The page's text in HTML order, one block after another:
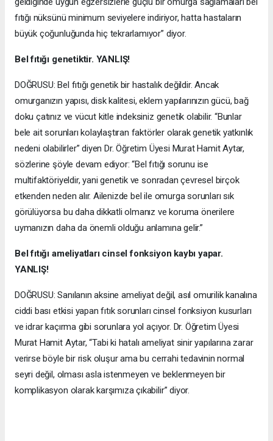
fıtığı nüksünü minimum seviyelere indiriyor, hatta hastaların
büyük çoğunluğunda hiç tekrarlamıyor” diyor.
Bel fıtığı genetiktir. YANLIŞ!
DOĞRUSU: Bel fıtığı genetik bir hastalık değildir. Ancak
omurganızın yapısı, disk kalitesi, eklem yapılarınızın gücü, bağ
doku çatınız ve vücut kitle indeksiniz genetik olabilir. “Bunlar
bele ait sorunları kolaylaştıran faktörler olarak genetik yatkınlık
nedeni olabilirler” diyen Dr. Öğretim Üyesi Murat Hamit Aytar,
sözlerine şöyle devam ediyor: “Bel fıtığı sorunu ise
multifaktöriyeldir, yani genetik ve sonradan çevresel birçok
etkenden neden alır. Ailenizde bel ile omurga sorunları sık
görülüyorsa bu daha dikkatli olmanız ve koruma önerilere
uymanızın daha da önemli olduğu anlamına gelir.”
Bel fıtığı ameliyatları cinsel fonksiyon kaybı yapar.
YANLIŞ!
DOĞRUSU: Sanılanın aksine ameliyat değil, asıl omurilik kanalına
ciddi bası etkisi yapan fıtık sorunları cinsel fonksiyon kusurları
ve idrar kaçırma gibi sorunlara yol açıyor. Dr. Öğretim Üyesi
Murat Hamit Aytar, “Tabi ki hatalı ameliyat sinir yapılarına zarar
verirse böyle bir risk oluşur ama bu cerrahi tedavinin normal
seyri değil, olması asla istenmeyen ve beklenmeyen bir
komplikasyon olarak karşımıza çıkabilir” diyor.